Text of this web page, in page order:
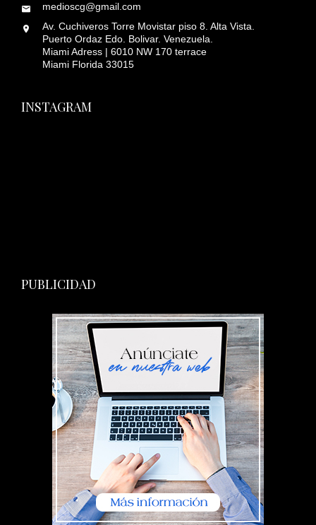
medioscg@gmail.com
Av. Cuchiveros Torre Movistar piso 8. Alta Vista.
Puerto Ordaz Edo. Bolivar. Venezuela.
Miami Adress | 6010 NW 170 terrace
Miami Florida 33015
INSTAGRAM
PUBLICIDAD